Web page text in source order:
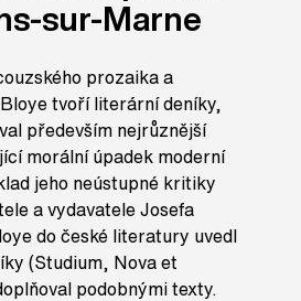
sur-Marne
prozaika a
tvoří literární deníky,
především nejrůznější
morální úpadek moderní
jeho neústupné kritiky
a vydavatele Josefa
do české literatury uvedl
(Studium, Nova et
podobnými texty.